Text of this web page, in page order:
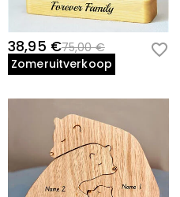
38,95 €75,00 €
Zomeruitverkoop